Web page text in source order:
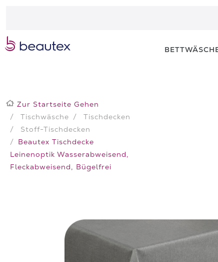
Zur Startseite Gehen
Tischwäsche
Tischdecken
Stoff-Tischdecken
Beautex Tischdecke
Leinenoptik Wasserabweisend,
Fleckabweisend, Bügelfrei